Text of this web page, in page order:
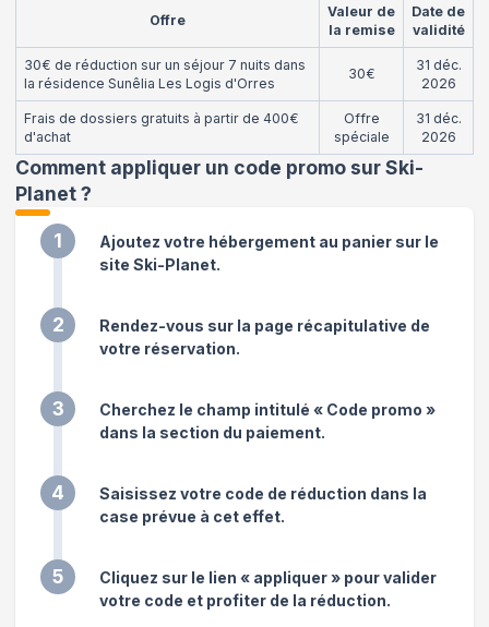
Offre
Valeur de
la remise
Date de
validité
30€ de réduction sur un séjour 7 nuits dans
la résidence Sunêlia Les Logis d'Orres
30€
31 déc.
2026
Frais de dossiers gratuits à partir de 400€
d'achat
Offre
spéciale
31 déc.
2026
Comment appliquer un code promo sur Ski-
Planet?
1
Ajoutez votre hébergement au panier sur le
site Ski-Planet.
2
Rendez-vous sur la page récapitulative de
votre réservation.
3
Cherchez le champ intitulé « Code promo »
dans la section du paiement.
4
Saisissez votre code de réduction dans la
case prévue à cet effet.
5
Cliquez sur le lien « appliquer » pour valider
votre code et profiter de la réduction.